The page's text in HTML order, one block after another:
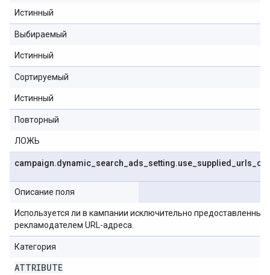
Истинный
Выбираемый
Истинный
Сортируемый
Истинный
Повторный
ЛОЖЬ
campaign.dynamic search ads setting.use supplied urls
Описание поля
Используется ли в кампании исключительно предоставленные
рекламодателем URL-адреса.
Категория
ATTRIBUTE